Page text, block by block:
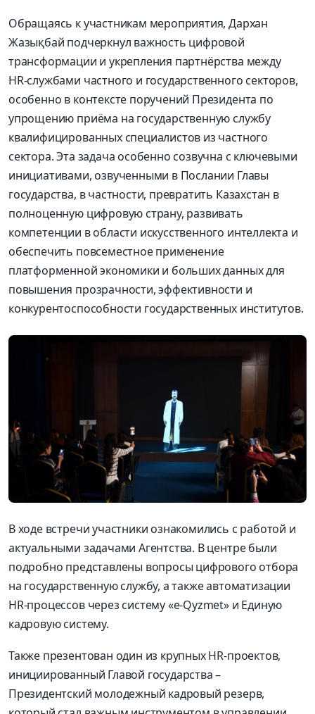
Обращаясь к участникам мероприятия, Дархан
Жазықбай подчеркнул важность цифровой
трансформации и укрепления партнёрства между
HR‑службами частного и государственного секторов,
особенно в контексте поручений Президента по
упрощению приёма на государственную службу
квалифицированных специалистов из частного
сектора. Эта задача особенно созвучна с ключевыми
инициативами, озвученными в Послании Главы
государства, в частности, превратить Казахстан в
полноценную цифровую страну, развивать
компетенции в области искусственного интеллекта и
обеспечить повсеместное применение
платформенной экономики и больших данных для
повышения прозрачности, эффективности и
конкурентоспособности государственных институтов.
В ходе встречи участники ознакомились с работой и
актуальными задачами Агентства. В центре были
подробно представлены вопросы цифрового отбора
на государственную службу, а также автоматизации
HR-процессов через систему «e-Qyzmet» и Единую
кадровую систему.
Также презентован один из крупных HR-проектов,
инициированный Главой государства –
Президентский молодежный кадровый резерв,